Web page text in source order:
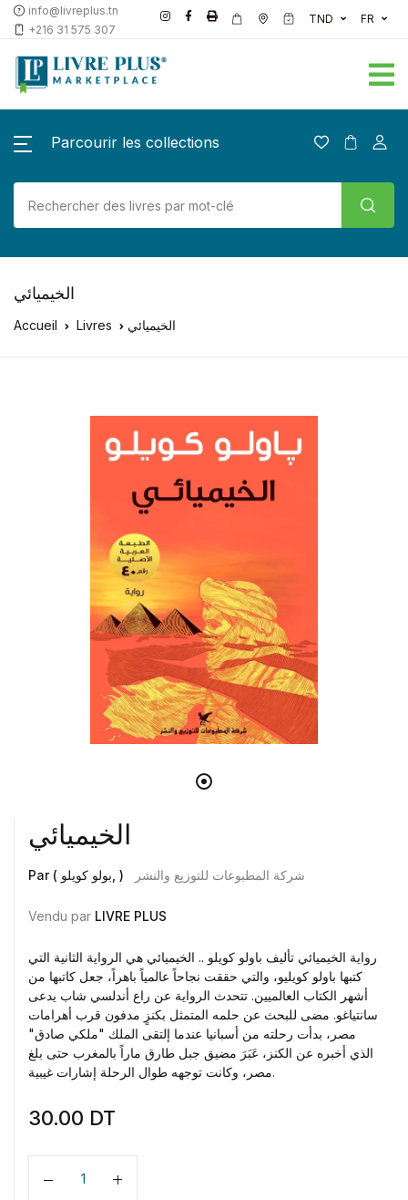
info@livreplus.tn
+216 31 575 307
TND FR
Parcourir les collections
الخيميائي
Accueil Livres الخيميائي
الخيميائي
Par ( بولو كويلو, ) شركة المطبوعات للتوزيع والنشر
Vendu par LIVRE PLUS
رواية الخيميائي تأليف باولو كويلو .. الخيميائي هي الرواية الثانية التي
كتبها باولو كويليو، والتي حققت نجاحاً عالمياً باهراً، جعل كاتبها من
أشهر الكتاب العالميين. تتحدث الرواية عن راع أندلسي شاب يدعى
سانتياغو. مضى للبحث عن حلمه المتمثل بكنزٍ مدفون قرب أهرامات
مصر، بدأت رحلته من أسبانيا عندما إلتقى الملك "ملكي صادق"
الذي أخبره عن الكنز، عَبَرَ مضيق جبل طارق ماراً بالمغرب حتى بلغ
مصر، وكانت توجهه طوال الرحلة إشارات غيبية.
30.00 DT
Quantité